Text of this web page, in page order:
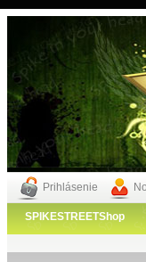
Prihlásenie
SPIKESTREETShop